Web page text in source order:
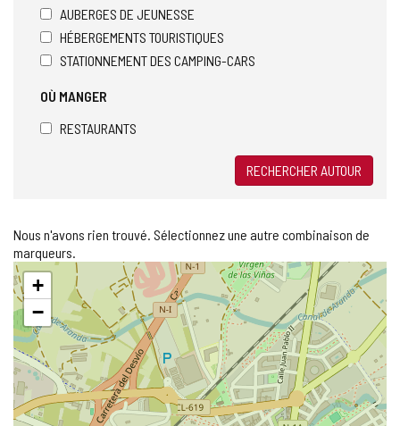
AUBERGES DE JEUNESSE
HÉBERGEMENTS TOURISTIQUES
STATIONNEMENT DES CAMPING-CARS
OÙ MANGER
RESTAURANTS
RECHERCHER AUTOUR
Nous n'avons rien trouvé. Sélectionnez une autre combinaison de
marqueurs.
Sauter
la
carte
+
−